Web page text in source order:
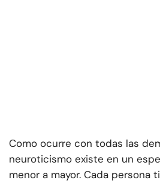
Como ocurre con todas las
neuroticismo existe en un
menor a mayor. Cada persona